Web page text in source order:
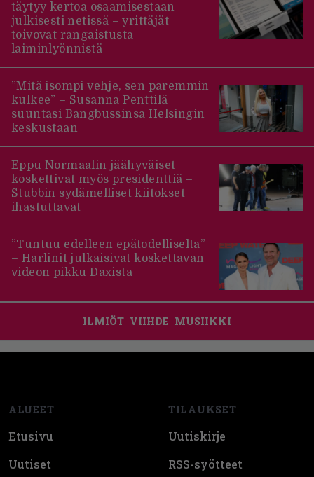
täytyy kertoa osaamisestaan
julkisesti netissä – yrittäjät
toivovat rangaistusta
laiminlyönnistä
”Mitä isompi vehje, sen paremmin
kulkee” – Susanna Penttilä
suuntasi Bangbussinsa Helsingin
keskustaan
Eppu Normaalin jäähyväiset
koskettivat myös presidenttiä –
Stubbin sydämelliset kiitokset
ihastuttavat
”Tuntuu edelleen epätodelliselta”
– Harlinit julkaisivat koskettavan
videon pikku Daxista
ILMIÖT VIIHDE MUSIIKKI
ALUEET
Etusivu
Uutiset
TILAUKSET
Uutiskirje
RSS-syötteet